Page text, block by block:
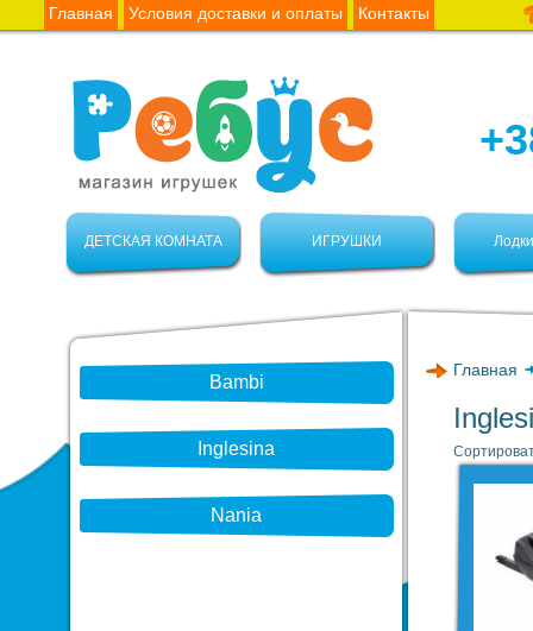
Главная Условия доставки и оплаты Контакты
ДЕТСКАЯ КОМНАТА ИГРУШКИ
Bambi
Inglesina
Nania
Главная